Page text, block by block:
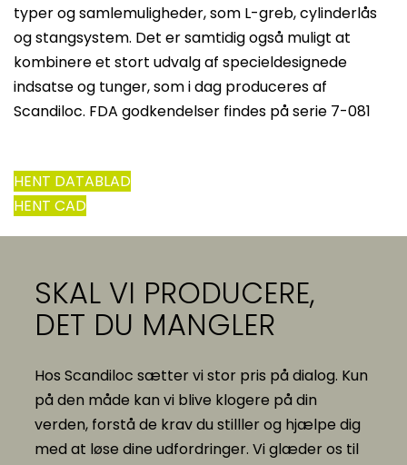
typer og samlemuligheder, som L-greb, cylinderlås
og stangsystem. Det er samtidig også muligt at
kombinere et stort udvalg af specieldesignede
indsatse og tunger, som i dag produceres af
Scandiloc. FDA godkendelser findes på serie 7-081
HENT DATABLAD
HENT CAD
SKAL VI PRODUCERE,
DET DU MANGLER
Hos Scandiloc sætter vi stor pris på dialog. Kun
på den måde kan vi blive klogere på din
verden, forstå de krav du stilller og hjælpe dig
med at løse dine udfordringer. Vi glæder os til